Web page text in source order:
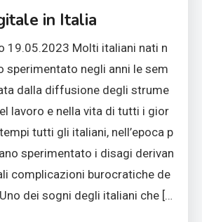
in Italia
19.05.2023 Molti italiani nati n
sperimentato negli anni le sem
dalla diffusione degli strume
lavoro e nella vita di tutti i gior
tutti gli italiani, nell’epoca p
sperimentato i disagi derivan
complicazioni burocratiche de
dei sogni degli italiani che […